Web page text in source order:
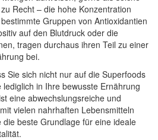
Recht – die hohe Konzentration
Gruppen von Antioxidantien
auf den Blutdruck oder die
tragen durchaus ihren Teil zu einer
bei.
Sie sich nicht nur auf die Superfoods
in Ihre bewusste Ernährung
eine abwechslungsreiche und
vielen nahrhaften Lebensmitteln
beste Grundlage für eine ideale